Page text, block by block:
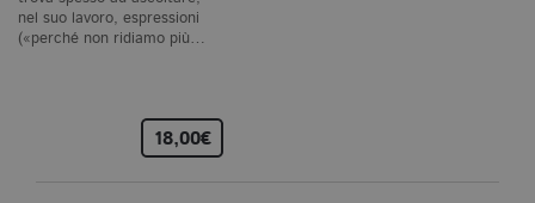
nel suo lavoro, espressioni
(«perché non ridiamo più…
18,00€
del sito Web principale come l'accesso
degli utenti e la gestione dell'account. Il